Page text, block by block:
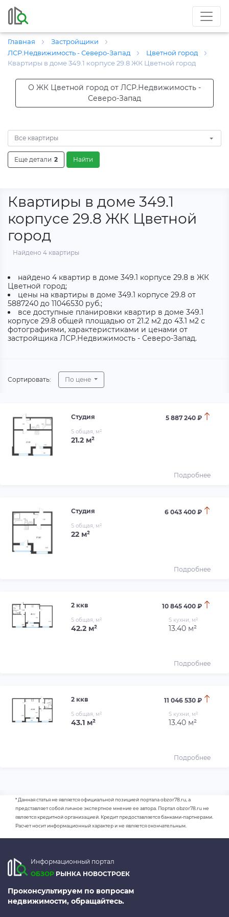
Главная
Застройщики
ЛСР.Недвижимость - Северо-Запад
Цветной город
Квартиры в доме 349.1 корпусе 29.8 ЖК Цветной город
О ЖК Цветной город от ЛСР.Недвижимость -
Северо-Запад
Все квартиры
Еще детали 2 Найти
Квартиры в доме 349.1
корпусе 29.8 ЖК Цветной
город
Найдено 4 квартиры
найдено 4 квартир в доме 349.1 корпусе 29.8 в ЖК
Цветной город;
цены на квартиры в доме 349.1 корпусе 29.8 от
5887240 до 11046530 руб.;
все доступные планировки квартир в доме 349.1
корпусе 29.8 общей площадью от 21.2 м2 до 43.1 м2 с
фотографиями, характеристиками и ценами от
застройщика ЛСР.Недвижимость - Северо-Запад.
Сортировать: По цене
Студия 5 887 240 ₽
S общая, м²
21.2 м²
Подробнее
Студия 6 043 400 ₽
S общая, м²
22 м²
Подробнее
2 ккв 10 845 400 ₽
S общая, м²
42.2 м²
S кухни, м²
13.40 м²
Подробнее
2 ккв 11 046 530 ₽
S общая, м²
43.1 м²
S кухни, м²
13.40 м²
Подробнее
* Данная статья не является официальной позицией портала obzor78.ru, а
представляет собой личное экспертное мнение ее автора. Портал obzor78.ru не
является кредитной организацией. Кредит предоставляется банками-партнерами.
Расчет носит информационный характер и не является окончательным.
Информационный портал
ОБЗОР РЫНКА НОВОСТРОЕК
Проконсультируем по вопросам
недвижимости, обращайтесь.